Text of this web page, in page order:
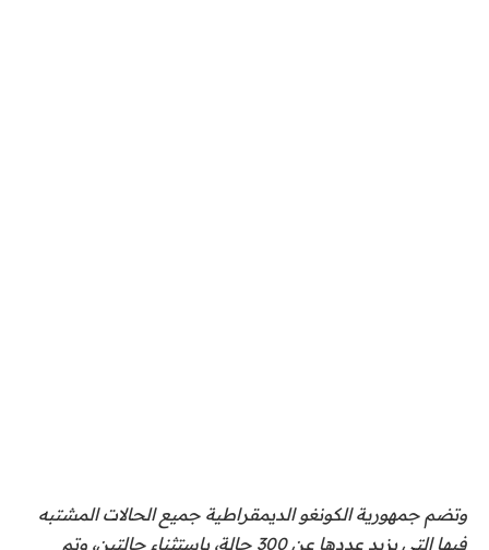
وتضم جمهورية الكونغو الديمقراطية جميع الحالات المشتبه
فيها التي يزيد عددها عن 300 حالة، باستثناء حالتين، وتم